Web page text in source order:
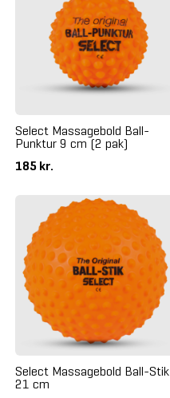
Select Massagebold Ball-
Punktur 9 cm (2 pak)
185 kr.
Select Massagebold Ball-Stik
21 cm